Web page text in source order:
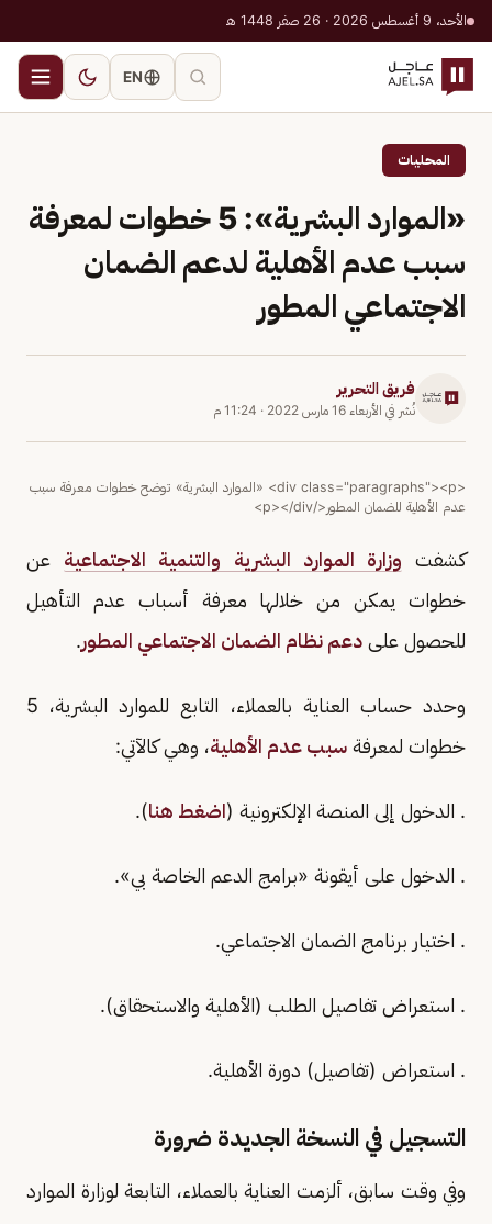
الأحد، 9 أغسطس 2026 · 26 صفر 1448 هـ
EN
المحليات
«الموارد البشرية»: 5 خطوات لمعرفة
سبب عدم الأهلية لدعم الضمان
الاجتماعي المطور
فريق التحرير
نُشر في الأربعاء 16 مارس 2022 · 11:24 م
<div class="paragraphs"><p> «الموارد البشرية» توضح خطوات معرفة سبب
عدم الأهلية للضمان المطور</p></div>
كشفت وزارة الموارد البشرية والتنمية الاجتماعية عن
خطوات يمكن من خلالها معرفة أسباب عدم التأهيل
للحصول على دعم نظام الضمان الاجتماعي المطور.
وحدد حساب العناية بالعملاء، التابع للموارد البشرية، 5
خطوات لمعرفة سبب عدم الأهلية، وهي كالآتي:
. الدخول إلى المنصة الإلكترونية (اضغط هنا).
. الدخول على أيقونة «برامج الدعم الخاصة بي».
. اختيار برنامج الضمان الاجتماعي.
. استعراض تفاصيل الطلب (الأهلية والاستحقاق).
. استعراض (تفاصيل) دورة الأهلية.
التسجيل في النسخة الجديدة ضرورة
وفي وقت سابق، ألزمت العناية بالعملاء، التابعة لوزارة الموارد